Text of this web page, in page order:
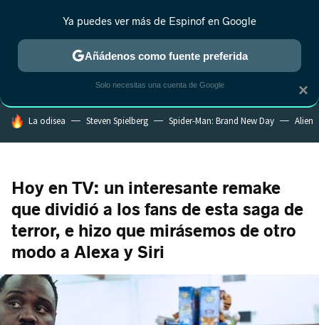
MENÚ NUEVO
ESTRENOS REALITY ANIME RANKINGS CINE
HOY SE HABLA DE
La odisea Steven Spielberg Spider-Man: Brand New Day Alien
Hoy en TV: un interesante remake
que dividió a los fans de esta saga de
terror, e hizo que mirásemos de otro
modo a Alexa y Siri
×
Ya puedes ver más de Espinof en Google
Añádenos como fuente preferida
Solo necesitas una cuenta de Google